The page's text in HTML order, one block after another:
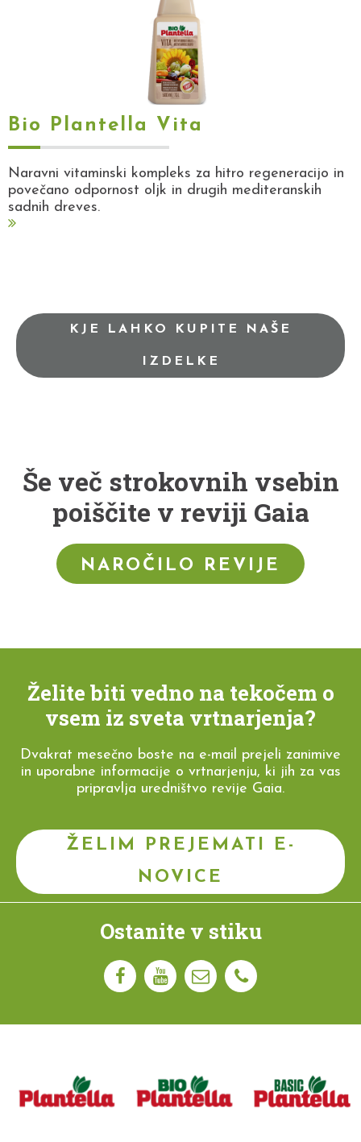
Bio Plantella Vita
Naravni vitaminski kompleks za hitro regeneracijo in
povečano odpornost oljk in drugih mediteranskih
sadnih dreves.
KJE LAHKO KUPITE NAŠE
IZDELKE
Še več strokovnih vsebin
poiščite v reviji Gaia
NAROČILO REVIJE
Želite biti vedno na tekočem o
vsem iz sveta vrtnarjenja?
Dvakrat mesečno boste na e-mail prejeli zanimive
in uporabne informacije o vrtnarjenju, ki jih za vas
pripravlja uredništvo revije Gaia.
ŽELIM PREJEMATI E-
NOVICE
Ostanite v stiku